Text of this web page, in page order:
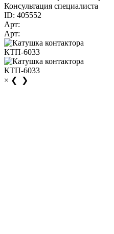
Консультация специалиста
ID: 405552
Арт:
Арт:
× ❮ ❯